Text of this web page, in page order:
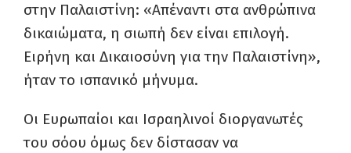
στην Παλαιστίνη: «Απέναντι στα ανθρώπινα
δικαιώματα, η σιωπή δεν είναι επιλογή.
Ειρήνη και Δικαιοσύνη για την Παλαιστίνη»,
ήταν το ισπανικό μήνυμα.
Οι Ευρωπαίοι και Ισραηλινοί διοργανωτές
του σόου όμως δεν δίστασαν να